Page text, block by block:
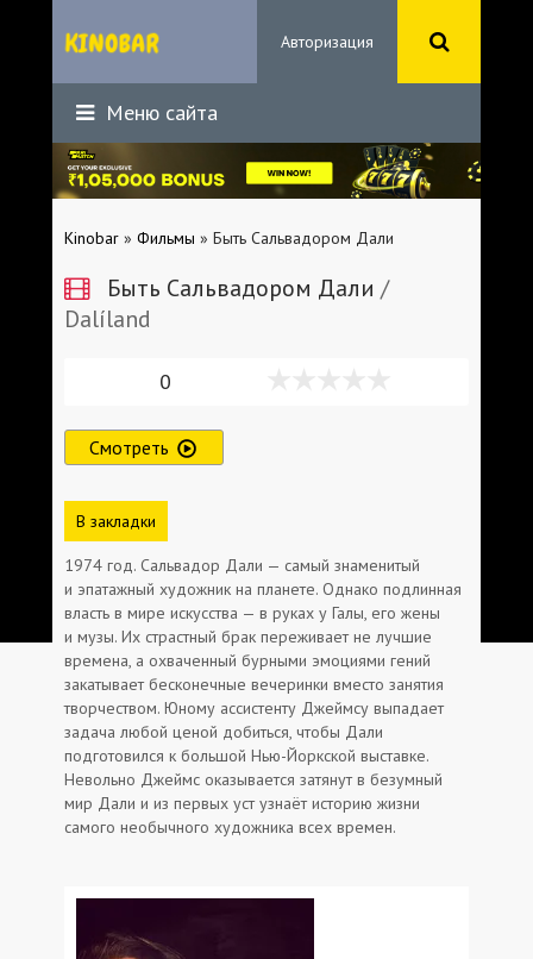
Авторизация
Меню сайта
Kinobar » Фильмы » Быть Сальвадором Дали
Быть Сальвадором Дали /
Dalíland
0
Смотреть
В закладки
1974 год. Сальвадор Дали — самый знаменитый
и эпатажный художник на планете. Однако подлинная
власть в мире искусства — в руках у Галы, его жены
и музы. Их страстный брак переживает не лучшие
времена, а охваченный бурными эмоциями гений
закатывает бесконечные вечеринки вместо занятия
творчеством. Юному ассистенту Джеймсу выпадает
задача любой ценой добиться, чтобы Дали
подготовился к большой Нью-Йоркской выставке.
Невольно Джеймс оказывается затянут в безумный
мир Дали и из первых уст узнаёт историю жизни
самого необычного художника всех времен.